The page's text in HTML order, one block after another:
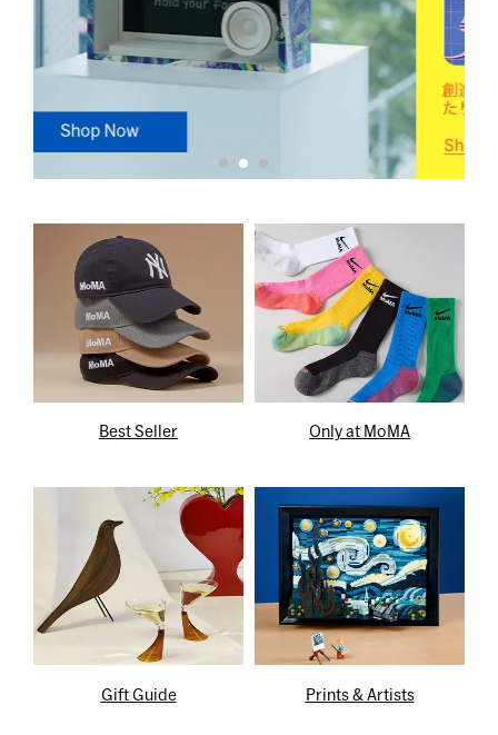
Best Seller Only at MoMA
Gift Guide Prints & Artists